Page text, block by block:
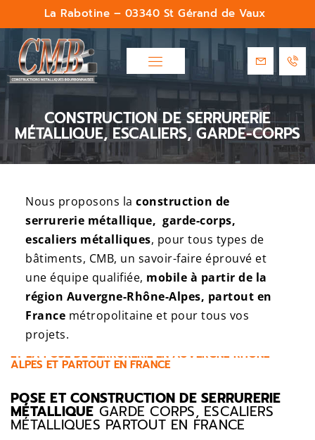
La Rabotine – 03340 St Gérand de Vaux
CONSTRUCTION DE SERRURERIE
MÉTALLIQUE, ESCALIERS, GARDE-CORPS
Nous proposons la construction de
serrurerie métallique, garde-corps,
escaliers métalliques, pour tous types de
bâtiments, CMB, un savoir-faire éprouvé et
une équipe qualifiée, mobile à partir de la
région Auvergne-Rhône-Alpes, partout en
France métropolitaine et pour tous vos
projets.
CMB - ENTREPRISE SPÉCIALISÉE DANS LA FABRICATION
ET LA POSE DE SERRURERIE EN AUVERGNE-RHÔNE-
ALPES ET PARTOUT EN FRANCE
POSE ET CONSTRUCTION DE SERRURERIE
MÉTALLIQUE GARDE CORPS, ESCALIERS
MÉTALLIQUES PARTOUT EN FRANCE